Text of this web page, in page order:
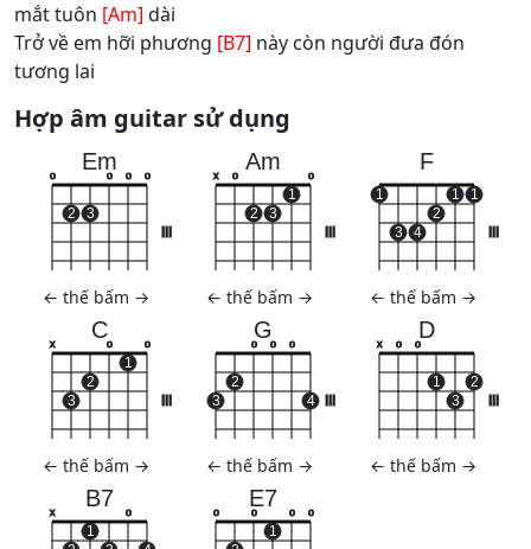
mắt tuôn [Am] dài
Trở về em hỡi phương [B7] này còn người đưa đón
tương lai
Hợp âm guitar sử dụng
Em
o
2 3
o o o
← thế bấm →
Am
x o
2 3
1
o
← thế bấm →
F
1
3 4
2
1 1
← thế bấm →
C
x
3
2
o
1
o
← thế bấm →
G
3
2
o o o
4
← thế bấm →
D
x o o
1
3
2
← thế bấm →
B7
x
1
o
E7
o o
1
o o